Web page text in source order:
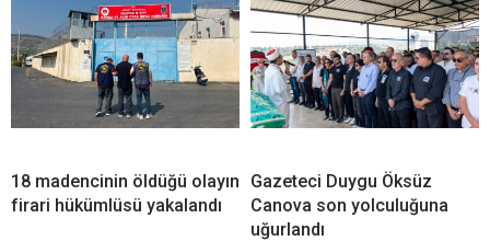
18 madencinin öldüğü olayın
firari hükümlüsü yakalandı
Gazeteci Duygu Öksüz
Canova son yolculuğuna
uğurlandı